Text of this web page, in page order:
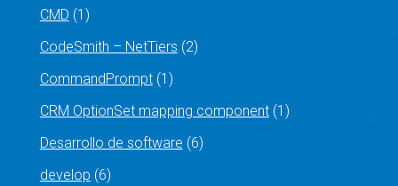
CMD (1)
CodeSmith – NetTiers (2)
CommandPrompt(1)
CRM OptionSet mapping component(1)
Desarrollo de software (6)
develop (6)